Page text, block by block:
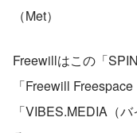
（Met）
Freewillはこの「
「Freewill
「VIBES.MEDIA（